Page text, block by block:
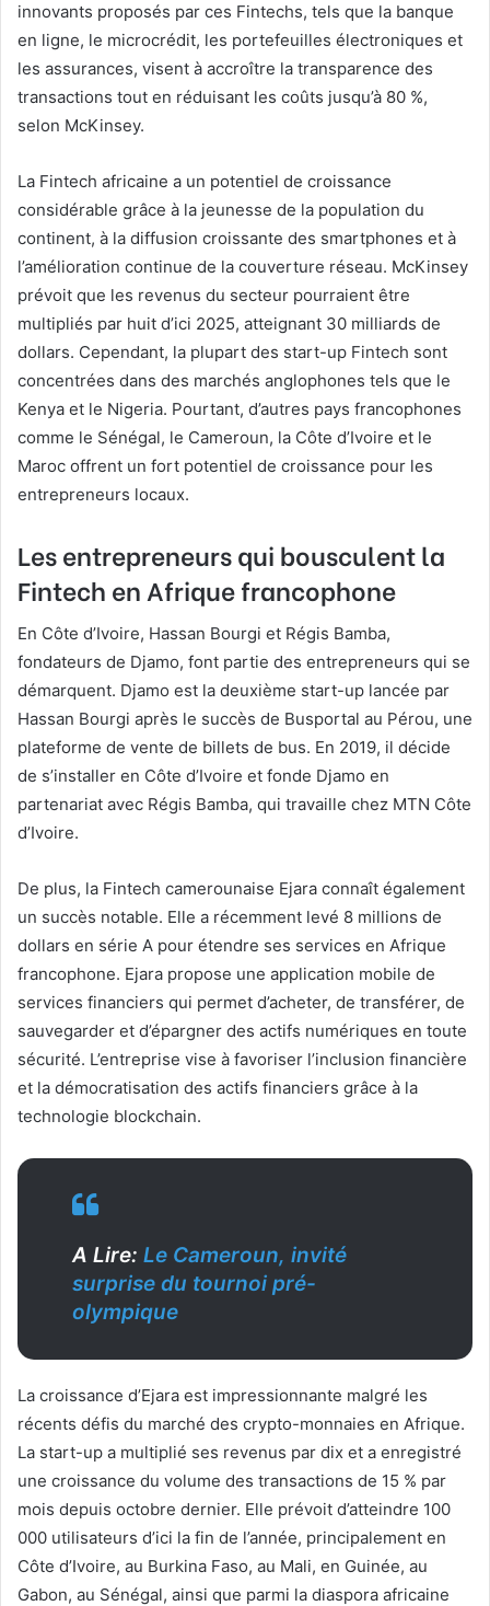
innovants proposés par ces Fintechs, tels que la banque
en ligne, le microcrédit, les portefeuilles électroniques et
les assurances, visent à accroître la transparence des
transactions tout en réduisant les coûts jusqu’à 80 %,
selon McKinsey.
La Fintech africaine a un potentiel de croissance
considérable grâce à la jeunesse de la population du
continent, à la diffusion croissante des smartphones et à
l’amélioration continue de la couverture réseau. McKinsey
prévoit que les revenus du secteur pourraient être
multipliés par huit d’ici 2025, atteignant 30 milliards de
dollars. Cependant, la plupart des start-up Fintech sont
concentrées dans des marchés anglophones tels que le
Kenya et le Nigeria. Pourtant, d’autres pays francophones
comme le Sénégal, le Cameroun, la Côte d’Ivoire et le
Maroc offrent un fort potentiel de croissance pour les
entrepreneurs locaux.
Les entrepreneurs qui bousculent la
Fintech en Afrique francophone
En Côte d’Ivoire, Hassan Bourgi et Régis Bamba,
fondateurs de Djamo, font partie des entrepreneurs qui se
démarquent. Djamo est la deuxième start-up lancée par
Hassan Bourgi après le succès de Busportal au Pérou, une
plateforme de vente de billets de bus. En 2019, il décide
de s’installer en Côte d’Ivoire et fonde Djamo en
partenariat avec Régis Bamba, qui travaille chez MTN Côte
d’Ivoire.
De plus, la Fintech camerounaise Ejara connaît également
un succès notable. Elle a récemment levé 8 millions de
dollars en série A pour étendre ses services en Afrique
francophone. Ejara propose une application mobile de
services financiers qui permet d’acheter, de transférer, de
sauvegarder et d’épargner des actifs numériques en toute
sécurité. L’entreprise vise à favoriser l’inclusion financière
et la démocratisation des actifs financiers grâce à la
technologie blockchain.
A Lire: Le Cameroun, invité
surprise du tournoi pré-
olympique
La croissance d’Ejara est impressionnante malgré les
récents défis du marché des crypto-monnaies en Afrique.
La start-up a multiplié ses revenus par dix et a enregistré
une croissance du volume des transactions de 15 % par
mois depuis octobre dernier. Elle prévoit d’atteindre 100
000 utilisateurs d’ici la fin de l’année, principalement en
Côte d’Ivoire, au Burkina Faso, au Mali, en Guinée, au
Gabon, au Sénégal, ainsi que parmi la diaspora africaine